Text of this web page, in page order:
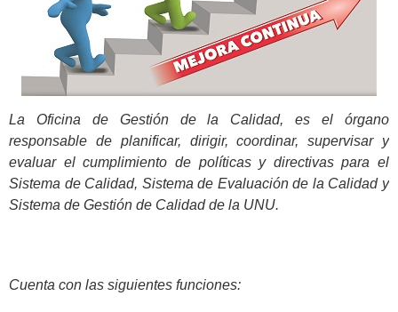
La Oficina de Gestión de la Calidad, es el órgano
responsable de planificar, dirigir, coordinar, supervisar y
evaluar el cumplimiento de políticas y directivas para el
Sistema de Calidad, Sistema de Evaluación de la Calidad y
Sistema de Gestión de Calidad de la UNU.
Cuenta con las siguientes funciones: